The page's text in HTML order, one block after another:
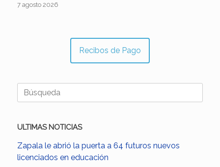
7 agosto 2026
Recibos de Pago
Buscar:
ULTIMAS NOTICIAS
Zapala le abrió la puerta a 64 futuros nuevos
licenciados en educación